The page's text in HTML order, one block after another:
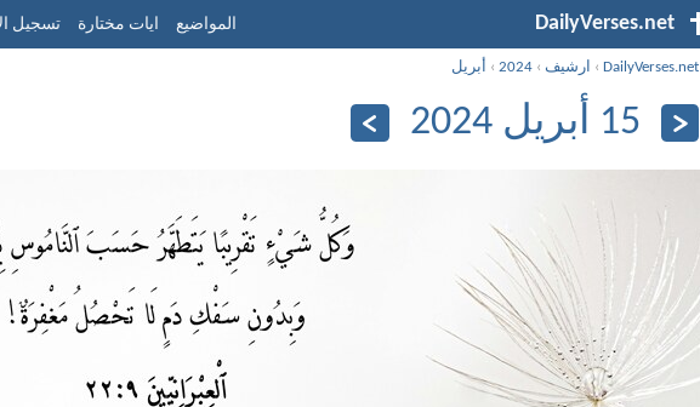
DailyVerses.net المواضيع ايات مختارة تسجيل
DailyVerses.net
› ارشيف ›
2024
› أبريل
15 أبريل 2024